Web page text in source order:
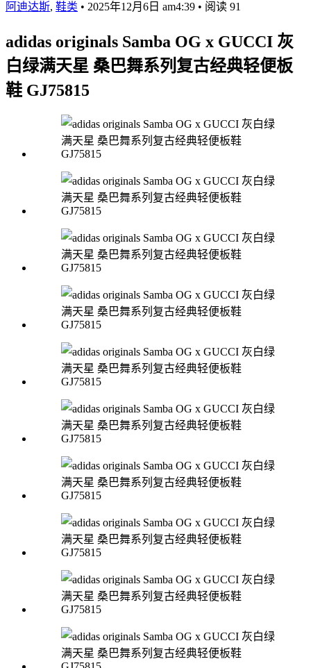
阿迪达斯, 鞋类 • 2025年12月6日 am4:39 • 阅读 91
adidas originals Samba OG x GUCCI 灰
白绿满天星 桑巴舞系列复古经典轻便板
鞋 GJ75815